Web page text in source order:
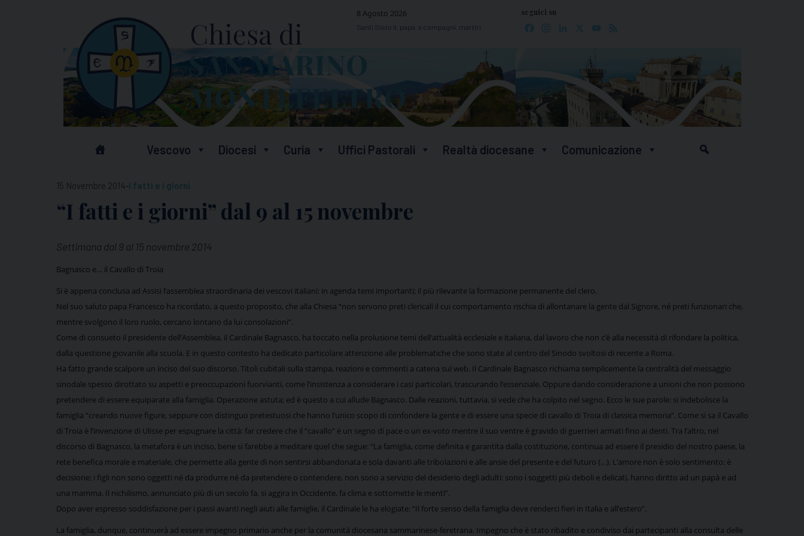
8 Agosto 2026
Santi Sisto II, papa, e compagni, martiri
seguici su
Facebook
Instagram
LinkedIn YouTube
Vescovo Diocesi Curia Uffici Pastorali Realtà diocesane Comunicazione
15 Novembre 2014-I fatti e i giorni
“I fatti e i giorni” dal 9 al 15 novembre
Settimana dal 9 al 15 novembre 2014
Bagnasco e… il Cavallo di Troia
Si è appena conclusa ad Assisi l’assemblea straordinaria dei vescovi italiani: in agenda temi importanti; il più rilevante la formazione permanente del clero.
Nel suo saluto papa Francesco ha ricordato, a questo proposito, che alla Chiesa “non servono preti clericali il cui comportamento rischia di allontanare la gente dal Signore, né preti funzionari che,
mentre svolgono il loro ruolo, cercano lontano da lui consolazioni”.
Come di consueto il presidente dell’Assemblea, il Cardinale Bagnasco, ha toccato nella prolusione temi dell’attualità ecclesiale e italiana, dal lavoro che non c’è alla necessità di rifondare la politica,
dalla questione giovanile alla scuola. E in questo contesto ha dedicato particolare attenzione alle problematiche che sono state al centro del Sinodo svoltosi di recente a Roma.
Ha fatto grande scalpore un inciso del suo discorso. Titoli cubitali sulla stampa, reazioni e commenti a catena sul web. Il Cardinale Bagnasco richiama semplicemente la centralità del messaggio
sinodale spesso dirottato su aspetti e preoccupazioni fuorvianti, come l’insistenza a considerare i casi particolari, trascurando l’essenziale. Oppure dando considerazione a unioni che non possono
pretendere di essere equiparate alla famiglia. Operazione astuta; ed è questo a cui allude Bagnasco. Dalle reazioni, tuttavia, si vede che ha colpito nel segno. Ecco le sue parole: si indebolisce la
famiglia “creando nuove figure, seppure con distinguo pretestuosi che hanno l’unico scopo di confondere la gente e di essere una specie di cavallo di Troia di classica memoria”. Come si sa il Cavallo
di Troia è l’invenzione di Ulisse per espugnare la città: far credere che il “cavallo” è un segno di pace o un ex-voto mentre il suo ventre è gravido di guerrieri armati fino ai denti. Tra l’altro, nel
discorso di Bagnasco, la metafora è un inciso, bene si farebbe a meditare quel che segue: “La famiglia, come definita e garantita dalla costituzione, continua ad essere il presidio del nostro paese, la
rete benefica morale e materiale, che permette alla gente di non sentirsi abbandonata e sola davanti alle tribolazioni e alle ansie del presente e del futuro (…). L’amore non è solo sentimento: è
decisione; i figli non sono oggetti né da produrre né da pretendere o contendere, non sono a servizio del desiderio degli adulti: sono i soggetti più deboli e delicati, hanno diritto ad un papà e ad
una mamma. Il nichilismo, annunciato più di un secolo fa, si aggira in Occidente, fa clima e sottomette le menti”.
Dopo aver espresso soddisfazione per i passi avanti negli aiuti alle famiglie, il Cardinale le ha elogiate: “Il forte senso della famiglia deve renderci fieri in Italia e all’estero”.
La famiglia, dunque, continuerà ad essere impegno primario anche per la comunità diocesana sammarinese-feretrana. Impegno che è stato ribadito e condiviso dai partecipanti alla consulta delle